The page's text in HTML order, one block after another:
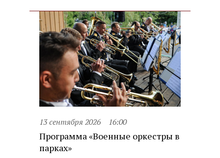
13 сентября 2026 16:00
Программа «Военные оркестры в
парках»